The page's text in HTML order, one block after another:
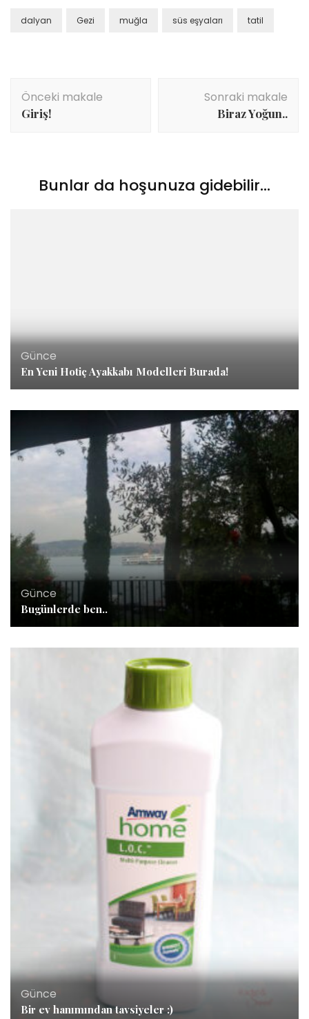
dalyan Gezi muğla süs eşyaları tatil
Yazı
dolaşımı
Önceki makale
Giriş!
Sonraki makale
Biraz Yoğun..
Bunlar da hoşunuza gidebilir...
Günce
En Yeni Hotiç Ayakkabı Modelleri Burada!
Günce
Bugünlerde ben..
Günce
Bir ev hanımından tavsiyeler :)